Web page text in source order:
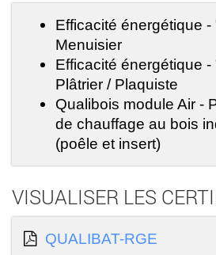
Efficacité énergétique
Menuisier
Efficacité énergétique
Plâtrier / Plaquiste
Qualibois module Air -
de chauffage au bois
(poêle et insert)
VISUALISER LES
QUALIBAT-RGE